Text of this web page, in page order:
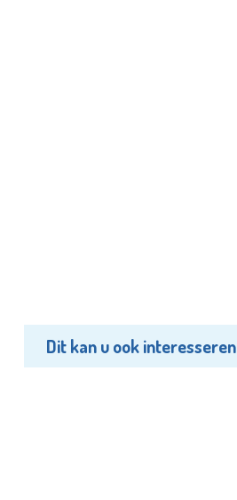
Dit kan u ook interesseren